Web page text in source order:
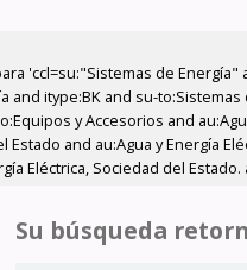
'ccl=su:"Sistemas de Energía"
and itype:BK and su-
y Accesorios and
Estado and au:Agua y Energía
Eléctrica, Sociedad del
Su búsqueda